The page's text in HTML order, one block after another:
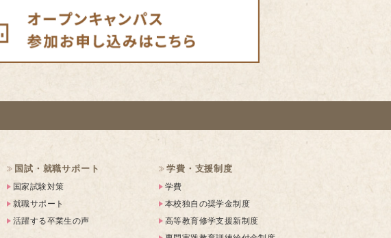
国試・就職サポート
国家試験対策
就職サポート
活躍する卒業生の声
学費・支援制度
学費
本校独自の奨学金制度
高等教育修学支援新制度